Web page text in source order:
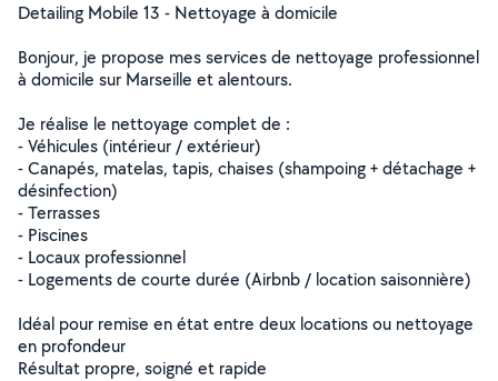
Detailing Mobile 13 - Nettoyage à domicile ️
Bonjour, je propose mes services de nettoyage professionnel
à domicile sur Marseille et alentours.
Je réalise le nettoyage complet de :
- Véhicules (intérieur / extérieur)
️- Canapés, matelas, tapis, chaises (shampoing + détachage +
désinfection)
- Terrasses
- Piscines
- Locaux professionnel
- Logements de courte durée (Airbnb / location saisonnière)
Idéal pour remise en état entre deux locations ou nettoyage
en profondeur
Résultat propre, soigné et rapide